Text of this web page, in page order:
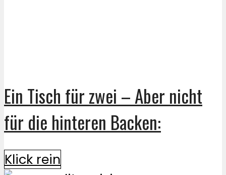
Ein Tisch für zwei – Aber nicht
für die hinteren Backen:
Klick rein